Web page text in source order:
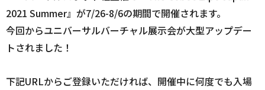
2021 Summer』が7/26-8/6の期間で開催されます。
今回からユニバーサルバーチャル展示会が大型アップデー
トされました！
下記URLからご登録いただければ、開催中に何度でも入場